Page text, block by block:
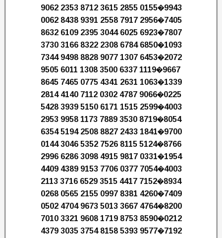
9062 2353 8712 3615 2855 0155�9943
0062 8438 9391 2558 7917 2956�7405
8632 6109 2395 3044 6025 6923�7807
3730 3166 8322 2308 6784 6850�1093
7344 9498 8828 9077 1307 6453�2072
9505 6011 1308 3500 6337 1119�9667
8645 7465 0775 4341 2631 1063�1339
2814 4140 7112 0302 4787 9066�0225
5428 3939 5150 6171 1515 2599�4003
2953 9958 1173 7889 3530 8719�8054
6354 5194 2508 8827 2433 1841�9700
0144 3046 5352 7526 8115 5124�8766
2996 6286 3098 4915 9817 0331�1954
4409 4389 9153 7706 0377 7054�4003
2113 3716 6529 3515 4417 7152�8934
0268 0565 2155 0997 8381 4260�7409
0502 4704 9673 5013 3667 4764�8200
7010 3321 9608 1719 8753 8590�0212
4379 3035 3754 8158 5393 9577�7192